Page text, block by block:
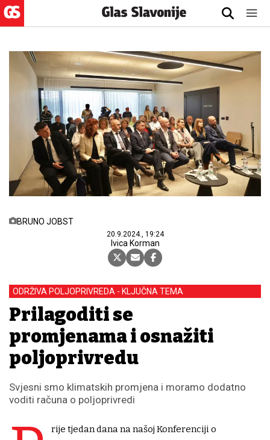
BRUNO JOBST
20.9.2024., 19:24
Ivica Korman
ODRŽIVA POLJOPRIVREDA - KLJUČNA TEMA
Prilagoditi se
promjenama i osnažiti
poljoprivredu
Svjesni smo klimatskih promjena i moramo dodatno
voditi računa o poljoprivredi
rije tjedan dana na našoj Konferenciji o